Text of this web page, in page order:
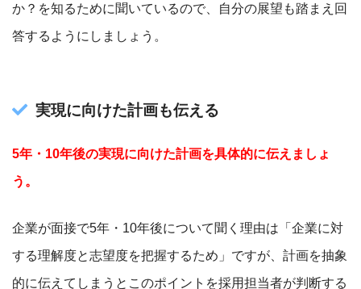
か？を知るために聞いているので、自分の展望も踏まえ回
答するようにしましょう。
実現に向けた計画も伝える
5年・10年後の実現に向けた計画を具体的に伝えましょ
う。
企業が面接で5年・10年後について聞く理由は「企業に対
する理解度と志望度を把握するため」ですが、計画を抽象
的に伝えてしまうとこのポイントを採用担当者が判断する